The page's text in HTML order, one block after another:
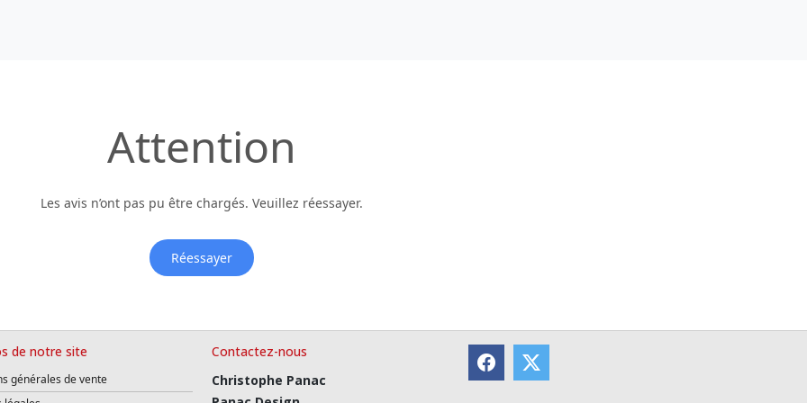
Attention
Les avis n’ont pas pu être chargés. Veuillez réessayer.
Réessayer
de notre site
générales de vente
Contactez-nous
Christophe Panac